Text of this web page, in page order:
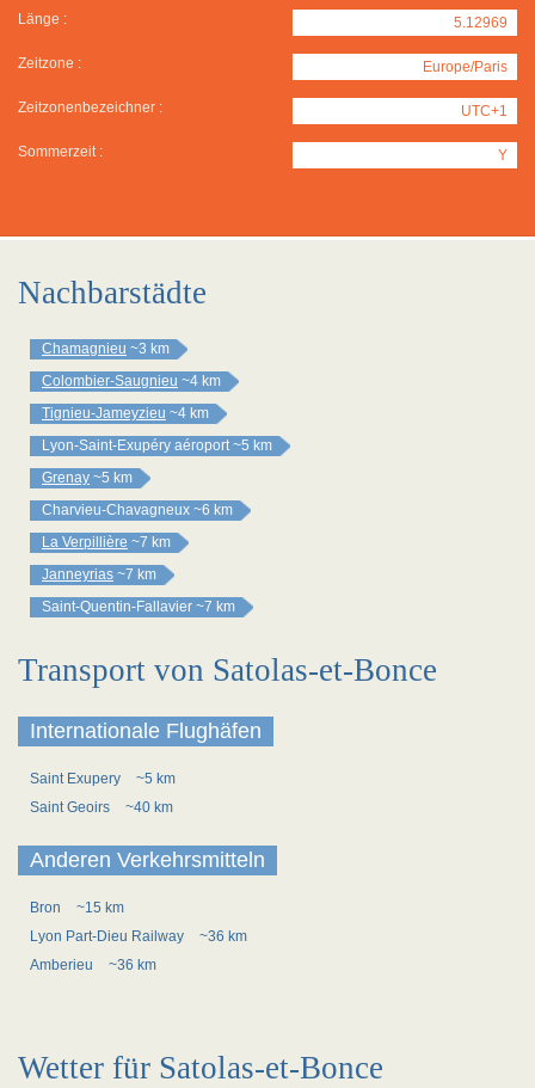
Länge : 5.12969
Zeitzone : Europe/Paris
Zeitzonenbezeichner : UTC+1
Sommerzeit : Y
Nachbarstädte
Chamagnieu ~3 km
Colombier-Saugnieu ~4 km
Tignieu-Jameyzieu ~4 km
Lyon-Saint-Exupéry aéroport ~5 km
Grenay ~5 km
Charvieu-Chavagneux ~6 km
La Verpillière ~7 km
Janneyrias ~7 km
Saint-Quentin-Fallavier ~7 km
Transport von Satolas-et-Bonce
Internationale Flughäfen
Saint Exupery
~5 km
Saint Geoirs
~40 km
Anderen Verkehrsmitteln
Bron
~15 km
Lyon Part-Dieu Railway
~36 km
Amberieu
~36 km
Wetter für Satolas-et-Bonce